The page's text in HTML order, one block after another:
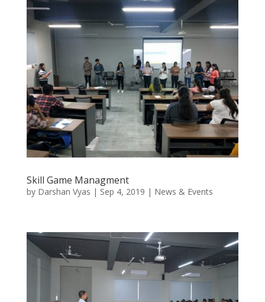
Skill Game Managment
by Darshan Vyas | Sep 4, 2019 | News & Events